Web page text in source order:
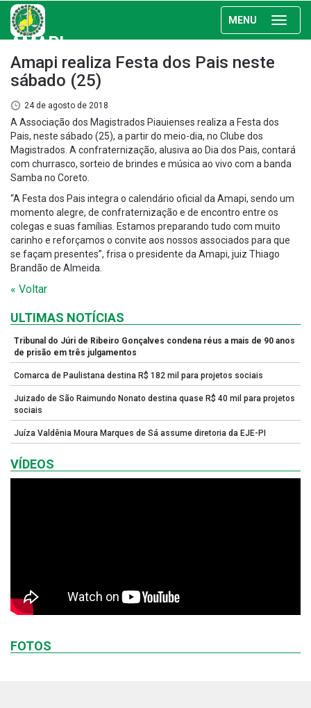
MENU
AMAPI
Amapi realiza Festa dos Pais neste
sábado (25)
24 de agosto de 2018
A Associação dos Magistrados Piauienses realiza a Festa dos
Pais, neste sábado (25), a partir do meio-dia, no Clube dos
Magistrados. A confraternização, alusiva ao Dia dos Pais, contará
com churrasco, sorteio de brindes e música ao vivo com a banda
Samba no Coreto.
“A Festa dos Pais integra o calendário oficial da Amapi, sendo um
momento alegre, de confraternização e de encontro entre os
colegas e suas famílias. Estamos preparando tudo com muito
carinho e reforçamos o convite aos nossos associados para que
se façam presentes”, frisa o presidente da Amapi, juiz Thiago
Brandão de Almeida.
« Voltar
ULTIMAS NOTÍCIAS
Tribunal do Júri de Ribeiro Gonçalves condena réus a mais de 90 anos
de prisão em três julgamentos
Comarca de Paulistana destina R$ 182 mil para projetos sociais
Juizado de São Raimundo Nonato destina quase R$ 40 mil para projetos
sociais
Juíza Valdênia Moura Marques de Sá assume diretoria da EJE-PI
VÍDEOS
FOTOS